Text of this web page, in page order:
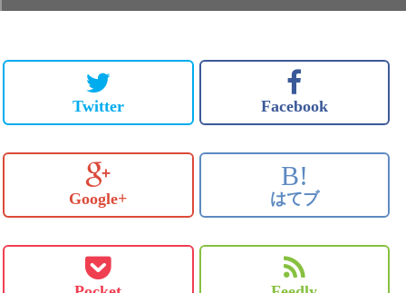
Twitter Facebook
Google+
B!
はてブ